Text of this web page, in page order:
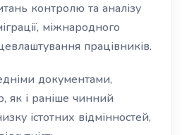
контролю та аналізу
міжнародного
працівників.
документами,
як і раніше чинний
істотних відмінностей,